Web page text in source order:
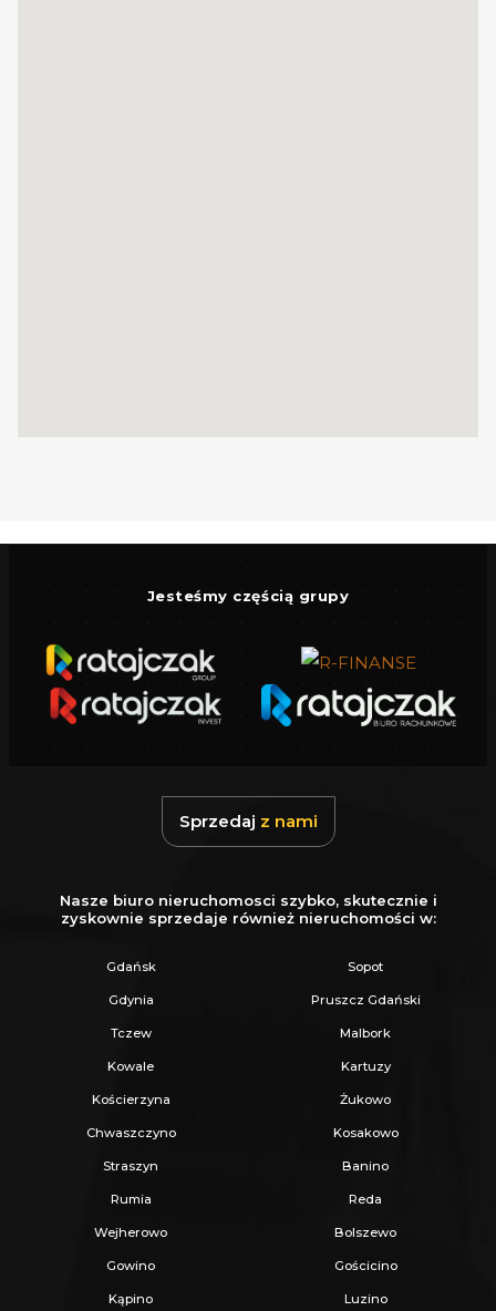
- wymiary : 43m x 234m x 55m x 198m
- Topografia: działka płaska
- media: prąd, woda, gaz, szambo
Informacja z MPZP:
Teren oznaczony symbolem 29 P,U
Identyfikator działki 221107_2.0008.AR_7.393/4
Obręb 0008 Łebcz
Puck, miejscowość Łebcz
Adres działki:
Łebcz, ul. dr. Augusta Oetkera, działka nr 393/4,
84-103 Łebcz
Możliwość zakupu większej powierzchni:
Istnieje opcja zakupu także sąsiedniej działki nr
394/4 (9632 m²).
Łączna powierzchnia obu nieruchomości:
234 m².
Cena za obie działki:
3 100 000 zł
Jesteśmy częścią grupy
Sprzedaj z nami
Nasze biuro nieruchomosci szybko, skutecznie i
zyskownie sprzedaje również nieruchomości w:
Gdańsk Sopot
Gdynia Pruszcz Gdański
Tczew Malbork
Kowale Kartuzy
Kościerzyna Żukowo
Chwaszczyno Kosakowo
Straszyn Banino
Rumia Reda
Wejherowo Bolszewo
Gowino Gościcino
Kąpino Luzino